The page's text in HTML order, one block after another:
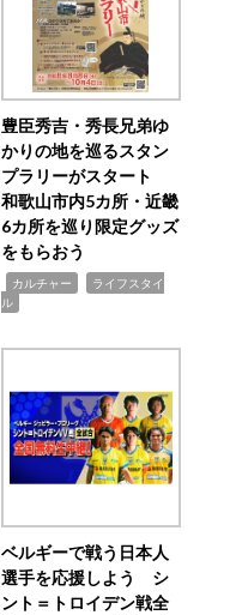
豊臣秀吉・秀長兄弟ゆ
かりの地を巡るスタン
プラリーがスタート
和歌山市内5カ所・近畿
6カ所を巡り限定グッズ
をもらおう
カルチャー
ライフスタイ
ル
ベルギーで戦う日本人
選手を応援しよう シ
ント＝トロイデン戦全